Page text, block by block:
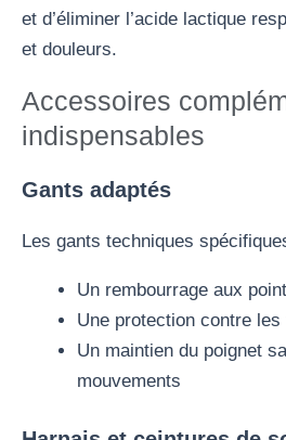
et d’éliminer l’acide lactique
et douleurs.
Accessoires
indispensables
Gants adaptés
Les gants techniques
Un rembourrage aux
Une protection contre les
Un maintien du poignet
mouvements